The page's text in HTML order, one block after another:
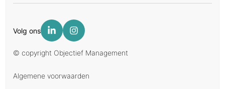
© copyright Objectief Management
Algemene voorwaarden
Volg ons